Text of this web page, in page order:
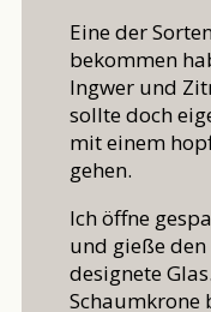
Eine der
bekommen
Ingwer und
sollte doch
mit einem
gehen.
Ich öffne
und gieße
designete
Schaumkrone